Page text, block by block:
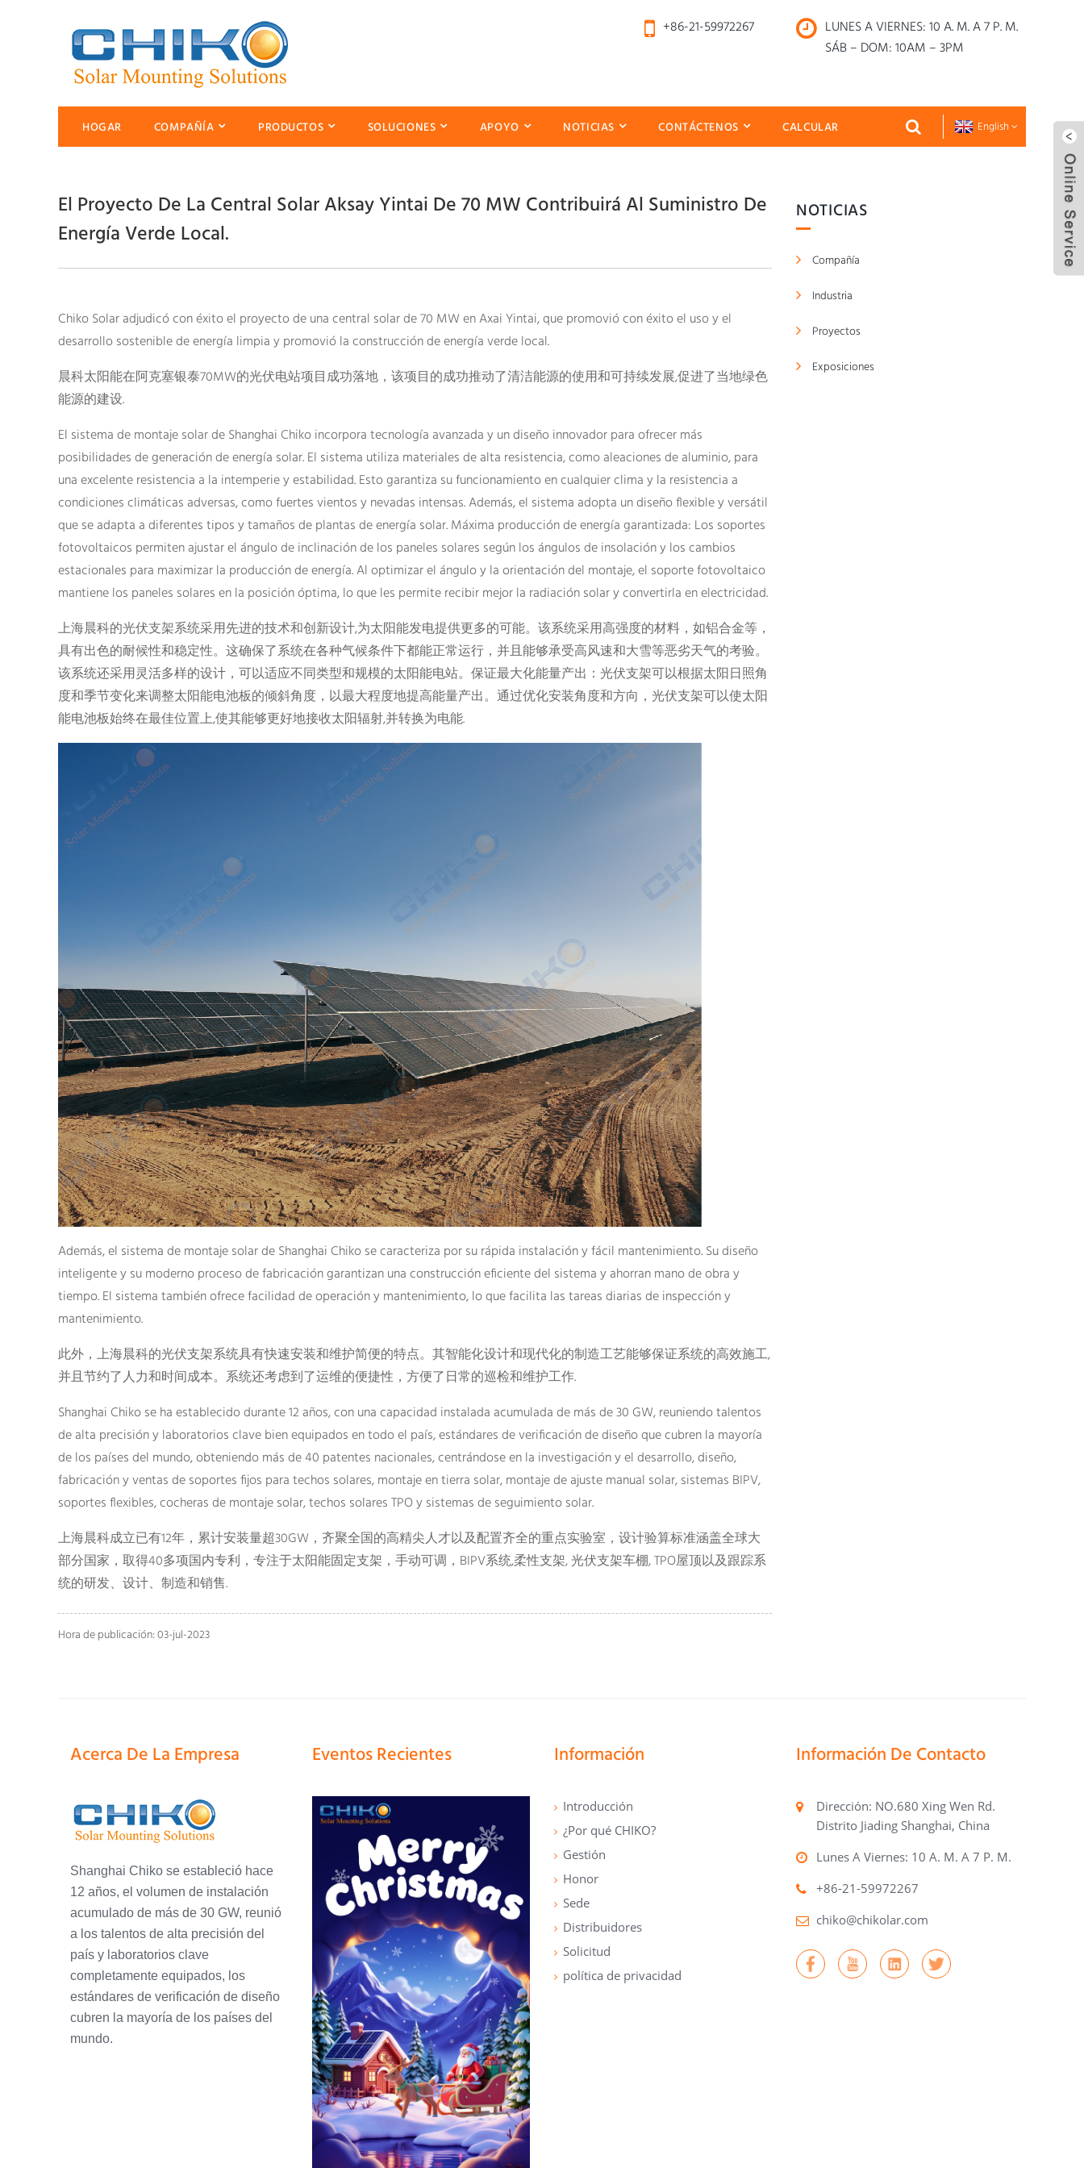
+86-21-59972267
LUNES A VIERNES: 10 A. M. A 7 P. M.
SÁB – DOM: 10AM – 3PM
HOGAR COMPAÑÍA PRODUCTOS SOLUCIONES APOYO NOTICIAS CONTÁCTENOS CALCULAR English
NOTICIAS
Compañía
Industria
Proyectos
Exposiciones
El Proyecto De La Central Solar Aksay Yintai De 70 MW Contribuirá Al Suministro De
Energía Verde Local.
Chiko Solar adjudicó con éxito el proyecto de una central solar de 70 MW en Axai Yintai, que promovió con éxito el uso y el
desarrollo sostenible de energía limpia y promovió la construcción de energía verde local.
晨科太阳能在阿克塞银泰70MW的光伏电站项目成功落地，该项目的成功推动了清洁能源的使用和可持续发展,促进了当地绿色
能源的建设.
El sistema de montaje solar de Shanghai Chiko incorpora tecnología avanzada y un diseño innovador para ofrecer más
posibilidades de generación de energía solar. El sistema utiliza materiales de alta resistencia, como aleaciones de aluminio, para
una excelente resistencia a la intemperie y estabilidad. Esto garantiza su funcionamiento en cualquier clima y la resistencia a
condiciones climáticas adversas, como fuertes vientos y nevadas intensas. Además, el sistema adopta un diseño flexible y versátil
que se adapta a diferentes tipos y tamaños de plantas de energía solar. Máxima producción de energía garantizada: Los soportes
fotovoltaicos permiten ajustar el ángulo de inclinación de los paneles solares según los ángulos de insolación y los cambios
estacionales para maximizar la producción de energía. Al optimizar el ángulo y la orientación del montaje, el soporte fotovoltaico
mantiene los paneles solares en la posición óptima, lo que les permite recibir mejor la radiación solar y convertirla en electricidad.
上海晨科的光伏支架系统采用先进的技术和创新设计,为太阳能发电提供更多的可能。该系统采用高强度的材料，如铝合金等，
具有出色的耐候性和稳定性。这确保了系统在各种气候条件下都能正常运行，并且能够承受高风速和大雪等恶劣天气的考验。
该系统还采用灵活多样的设计，可以适应不同类型和规模的太阳能电站。保证最大化能量产出：光伏支架可以根据太阳日照角
度和季节变化来调整太阳能电池板的倾斜角度，以最大程度地提高能量产出。通过优化安装角度和方向，光伏支架可以使太阳
能电池板始终在最佳位置上,使其能够更好地接收太阳辐射,并转换为电能.
Además, el sistema de montaje solar de Shanghai Chiko se caracteriza por su rápida instalación y fácil mantenimiento. Su diseño
inteligente y su moderno proceso de fabricación garantizan una construcción eficiente del sistema y ahorran mano de obra y
tiempo. El sistema también ofrece facilidad de operación y mantenimiento, lo que facilita las tareas diarias de inspección y
mantenimiento.
此外，上海晨科的光伏支架系统具有快速安装和维护简便的特点。其智能化设计和现代化的制造工艺能够保证系统的高效施工,
并且节约了人力和时间成本。系统还考虑到了运维的便捷性，方便了日常的巡检和维护工作.
Shanghai Chiko se ha establecido durante 12 años, con una capacidad instalada acumulada de más de 30 GW, reuniendo talentos
de alta precisión y laboratorios clave bien equipados en todo el país, estándares de verificación de diseño que cubren la mayoría
de los países del mundo, obteniendo más de 40 patentes nacionales, centrándose en la investigación y el desarrollo, diseño,
fabricación y ventas de soportes fijos para techos solares, montaje en tierra solar, montaje de ajuste manual solar, sistemas BIPV,
soportes flexibles, cocheras de montaje solar, techos solares TPO y sistemas de seguimiento solar.
上海晨科成立已有12年，累计安装量超30GW，齐聚全国的高精尖人才以及配置齐全的重点实验室，设计验算标准涵盖全球大
部分国家，取得40多项国内专利，专注于太阳能固定支架，手动可调，BIPV系统,柔性支架, 光伏支架车棚, TPO屋顶以及跟踪系
统的研发、设计、制造和销售.
Hora de publicación: 03-jul-2023
Acerca De La Empresa
Shanghai Chiko se estableció hace
12 años, el volumen de instalación
acumulado de más de 30 GW, reunió
a los talentos de alta precisión del
país y laboratorios clave
completamente equipados, los
estándares de verificación de diseño
cubren la mayoría de los países del
mundo.
Eventos Recientes Información
Introducción
¿Por qué CHIKO?
Gestión
Honor
Sede
Distribuidores
Solicitud
política de privacidad
Información De Contacto
Dirección: NO.680 Xing Wen Rd.
Distrito Jiading Shanghai, China
Lunes A Viernes: 10 A. M. A 7 P. M.
+86-21-59972267
chiko@chikolar.com